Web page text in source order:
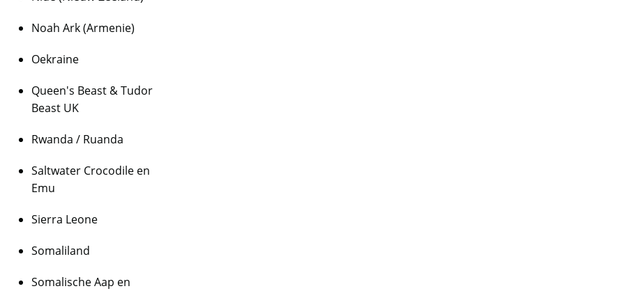
Noah Ark (Armenie)
Oekraine
Queen's Beast & Tudor
Beast UK
Rwanda / Ruanda
Saltwater Crocodile en
Emu
Sierra Leone
Somaliland
Somalische Aap en